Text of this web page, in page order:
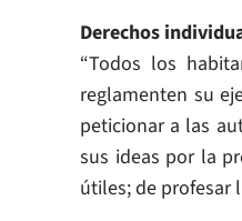
Derechos
“Todos los
reglamenten su
peticionar a las
sus ideas por la
útiles; de profesar